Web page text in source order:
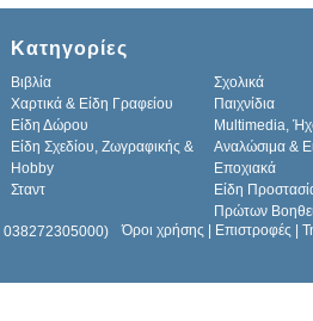
Κατηγορίες
Βιβλία
Σχολικά
Χαρτικά & Είδη Γραφείου
Παιχνίδια
Είδη Δώρου
Multimedia,
Είδη Σχεδίου, Ζωγραφικής &
Hobby
Αναλώσιμα &
Εποχιακά
Σταντ
Είδη
Πρώτων
038272305000)
Όροι χρήσης Επιστροφές